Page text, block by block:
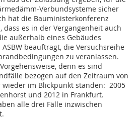
Verbundsysteme sicher
hat die Bauministerkonferenz
dass es in der Vergangenheit auch
außerhalb eines Gebäudes
beauftragt, die Versuchsreihe
zu veranlassen.
denn es sind
bezogen auf den Zeitraum von
wieder im Blickpunkt standen: 2005
und 2012 in Frankfurt.
alle drei Fälle inzwischen